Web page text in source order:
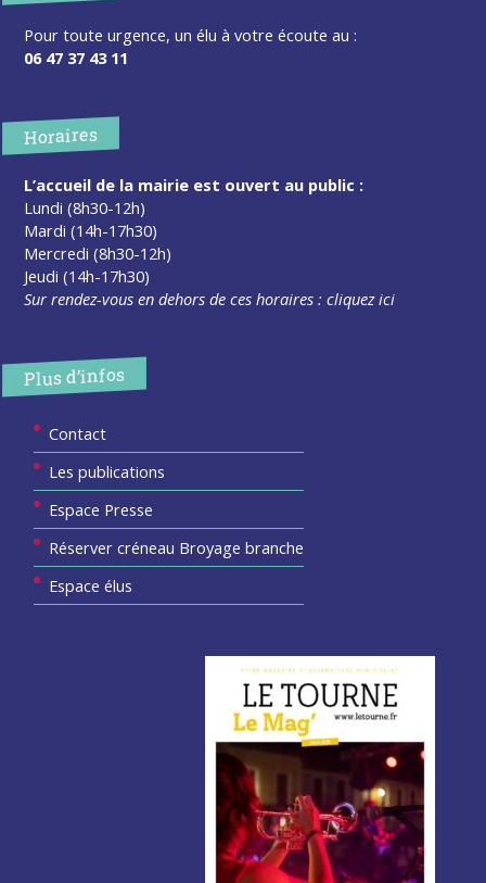
Pour toute urgence, un élu à votre écoute au :
06 47 37 43 11
Horaires
L’accueil de la mairie est ouvert au public :
Lundi (8h30-12h)
Mardi (14h-17h30)
Mercredi (8h30-12h)
Jeudi (14h-17h30)
Sur rendez-vous en dehors de ces horaires :cliquez ici
Plus d’infos
Contact
Les publications
Espace Presse
Réserver créneau Broyage branche
Espace élus